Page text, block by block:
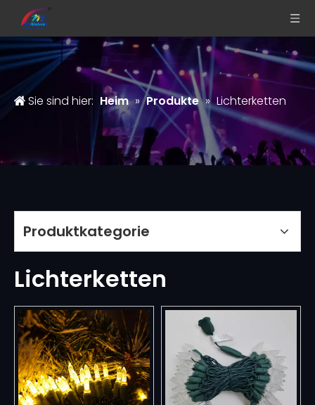
Sie sind hier: Heim » Produkte » Lichterketten
Produktkategorie
Lichterketten